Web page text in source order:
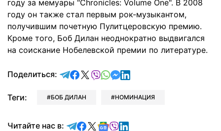
году за мемуары "Chronicles: Volume One". В 2008
году он также стал первым рок-музыкантом,
получившим почетную Пулитцеровскую премию.
Кроме того, Боб Дилан неоднократно выдвигался
на соискание Нобелевской премии по литературе.
Поделиться: отправить в Telegram
поделиться в Facebook
поделиться в X
отправить в Viber
отправить в Whatsapp
отправить в Messenger
отправить в LinkedIn
Теги: БОБ ДИЛАН НОМИНАЦИЯ
Читайте нас в: Читайте в Telegram
Читайте в Facebook
Читайте в X
Читайте в Google news
Читайте в Viber
Читайте в LinkedIn